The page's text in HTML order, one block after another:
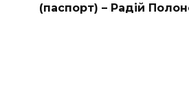
(паспорт) – Радій